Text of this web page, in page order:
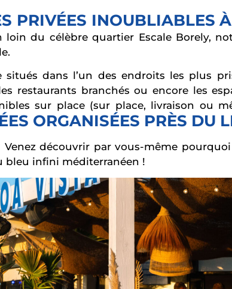
PRIVÉES INOUBLIABLES
loin du célèbre quartier Escale Borely,
situés dans l’un des endroits les plus
restaurants branchés ou encore les
sur place (sur place, livraison ou
ORGANISÉES PRÈS DU
découvrir par vous-même
bleu infini méditerranéen !